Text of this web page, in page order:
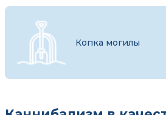
Копка могилы